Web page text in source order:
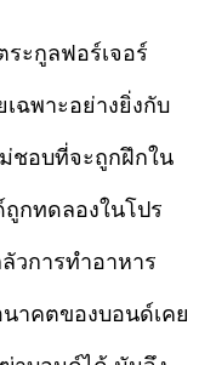
ะกูลฟอร์เจอร์
ฉพาะอย่างยิ่งกับ
ชอบที่จะถูกฝึกใน
กทดลองในโปร
วการทำอาหาร
าคตของบอนด์เคย